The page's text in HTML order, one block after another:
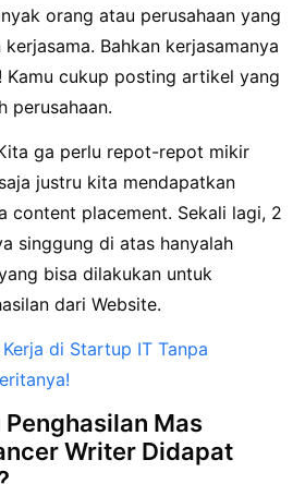
orang atau perusahaan yang
Bahkan kerjasamanya
Kamu cukup posting artikel yang
perusahaan.
ga perlu repot-repot mikir
justru kita mendapatkan
content placement. Sekali lagi, 2
singgung di atas hanyalah
bisa dilakukan untuk
dari Website.
Kerja di Startup IT Tanpa
Mas
Writer Didapat